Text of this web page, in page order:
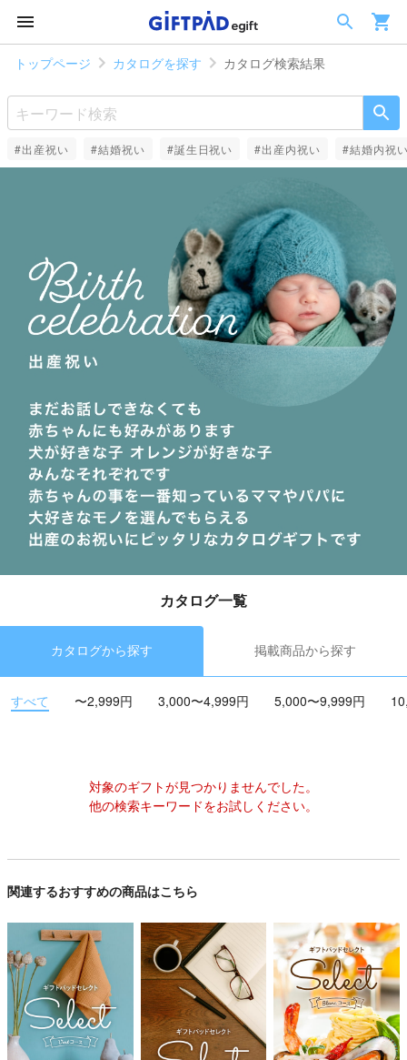
トップページ カタログを探す カタログ検索結果
#出産祝い #結婚祝い #誕生日祝い #出産内祝い #結婚内祝
カタログ一覧
カタログから探す 掲載商品から探す
すべて 〜2,999円 3,000〜4,999円 5,000〜9,999円
対象のギフトが見つかりませんでした。
他の検索キーワードをお試しください。
関連するおすすめの商品はこちら